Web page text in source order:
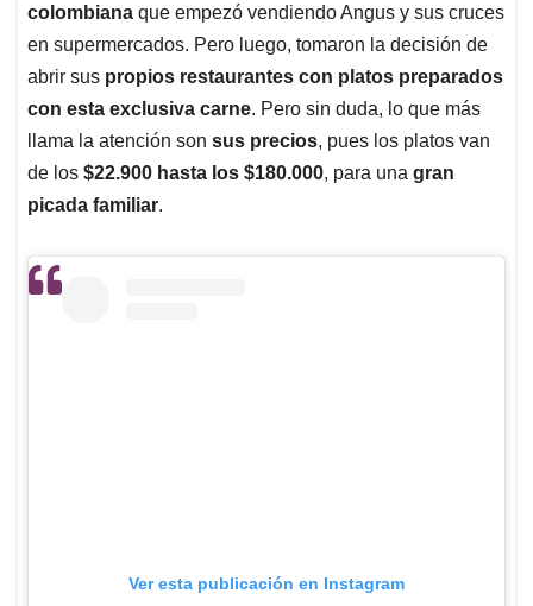
colombiana que empezó vendiendo Angus y sus cruces
en supermercados. Pero luego, tomaron la decisión de
abrir sus propios restaurantes con platos preparados
con esta exclusiva carne. Pero sin duda, lo que más
llama la atención son sus precios, pues los platos van
de los $22.900 hasta los $180.000, para una gran
picada familiar.
Ver esta publicación en Instagram